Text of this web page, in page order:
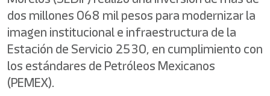
dos millones 068 mil pesos para modernizar la
imagen institucional e infraestructura de la
Estación de Servicio 2530, en cumplimiento con
los estándares de Petróleos Mexicanos
(PEMEX).